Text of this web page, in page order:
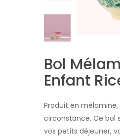
Bol
Enfant
Produit en
circonstance. Ce bol
vos petits déjeuner,